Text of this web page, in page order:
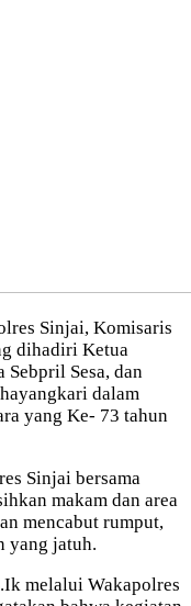
Sinjai, Komisaris
dihadiri Ketua
Sesa, dan
dalam
yang Ke- 73 tahun
Sinjai bersama
makam dan area
mencabut rumput,
yang jatuh.
melalui Wakapolres